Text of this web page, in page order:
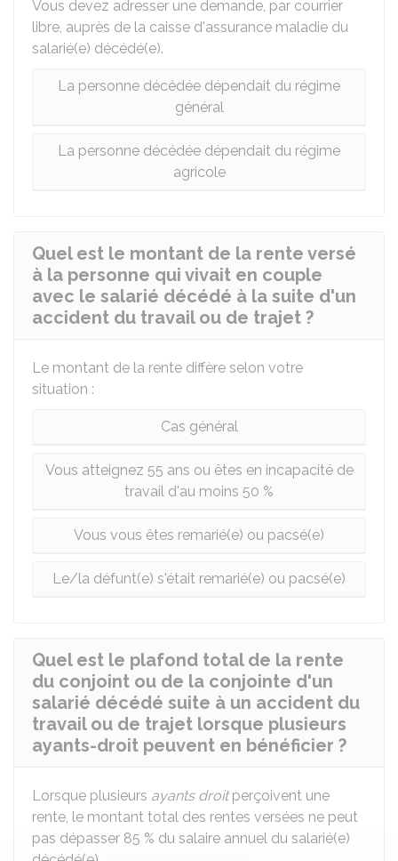
Vous devez adresser une demande, par courrier
libre, auprès de la caisse d'assurance maladie du
salarié(e) décédé(e).
La personne décédée dépendait du régime
général
La personne décédée dépendait du régime
agricole
Quel est le montant de la rente versé
à la personne qui vivait en couple
avec le salarié décédé à la suite d'un
accident du travail ou de trajet ?
Le montant de la rente diffère selon votre
situation :
Cas général
Vous atteignez 55 ans ou êtes en incapacité de
travail d'au moins 50 %
Vous vous êtes remarié(e) ou pacsé(e)
Le/la défunt(e) s'était remarié(e) ou pacsé(e)
Quel est le plafond total de la rente
du conjoint ou de la conjointe d'un
salarié décédé suite à un accident du
travail ou de trajet lorsque plusieurs
ayants-droit peuvent en bénéficier ?
Lorsque plusieurs ayants droitperçoivent une
rente, le montant total des rentes versées ne peut
pas dépasser 85 % du salaire annuel du salarié(e)